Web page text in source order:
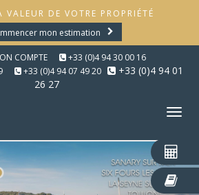
VALEUR DE VOTRE PROPRIÉTÉ
mon estimation
COMPTE
+33 (0)4 94 30 00 16
+33 (0)4 94 07 49 20
+33 (0)4 94 01
26 27